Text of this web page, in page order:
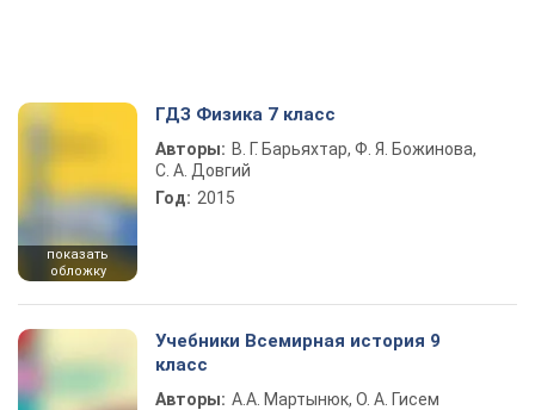
показать
обложку
ГДЗ Физика 7 класс
Авторы: В. Г. Барьяхтар, Ф. Я. Божинова,
С. А. Довгий
Год: 2015
Учебники Всемирная история 9
класс
Авторы: А.А. Мартынюк, О. А. Гисем